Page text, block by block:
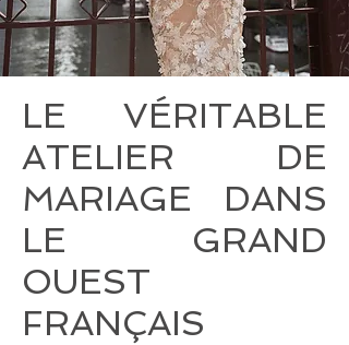
LE VÉRITABLE
ATELIER DE
MARIAGE DANS
LE GRAND
OUEST
FRANÇAIS